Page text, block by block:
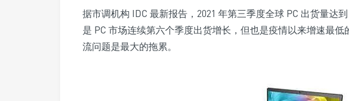
据市调机构 IDC 最新报告，2021 年第三季度全球 PC 出货量达到
是 PC 市场连续第六个季度出货增长，但也是疫情以来增速最
流问题是最大的拖累。